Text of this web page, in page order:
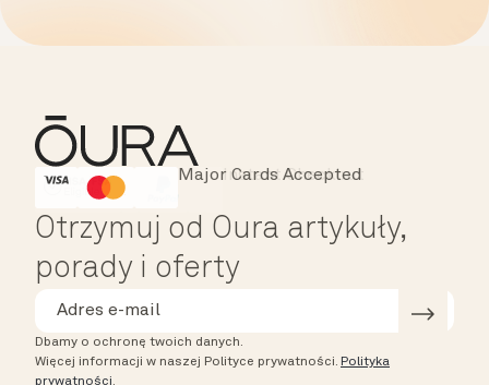
HSA/FSA Eligible
Instant Checkout
Major Cards Accepted
Otrzymuj od Oura artykuły,
porady i oferty
Dbamy o ochronę twoich danych.
Więcej informacji w naszej Polityce prywatności. Polityka
prywatności.